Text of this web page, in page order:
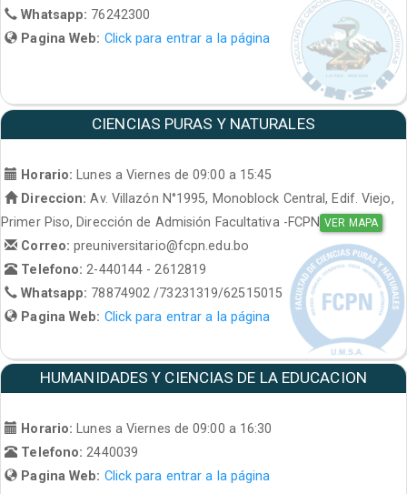
Whatsapp: 76242300
Pagina Web: Click para entrar a la página
CIENCIAS PURAS Y NATURALES
Horario:
Lunes a Viernes de 09:00 a 15:45
Direccion: Av. Villazón N°1995, Monoblock Central, Edif. Viejo,
Primer Piso, Dirección de Admisión Facultativa -FCPN VER MAPA
Correo:preuniversitario@fcpn.edu.bo
Telefono: 2-440144 - 2612819
Whatsapp: 78874902 /73231319/62515015
Pagina Web: Click para entrar a la página
HUMANIDADES Y CIENCIAS DE LA EDUCACION
Horario: Lunes a Viernes de 09:00 a 16:30
Telefono:2440039
Pagina Web: Click para entrar a la página